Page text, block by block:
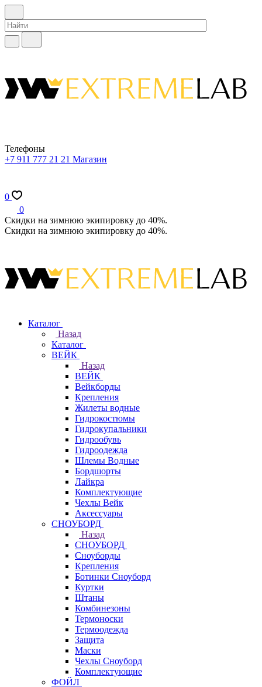
Телефоны
+7 911 777 21 21 Магазин
0
0
Скидки на зимнюю экипировку до 40%.
Скидки на зимнюю экипировку до 40%.
Каталог
Назад
Каталог
ВЕЙК
Назад
ВЕЙК
Вейкборды
Крепления
Жилеты водные
Гидрокостюмы
Гидрокупальники
Гидрообувь
Гидроодежда
Шлемы Водные
Бордшорты
Лайкра
Комплектующие
Чехлы Вейк
Аксессуары
СНОУБОРД
Назад
СНОУБОРД
Сноуборды
Крепления
Ботинки Сноуборд
Куртки
Штаны
Комбинезоны
Термоноски
Термоодежда
Защита
Маски
Чехлы Сноуборд
Комплектующие
ФОЙЛ